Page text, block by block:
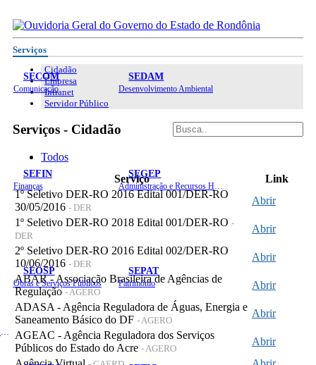
SECOM
Comunicação
SEDAM
Desenvolvimento Ambiental
SEFIN
Finanças
SEGEP
SEOSP
Obras e Serviços Públicos
SEPAT
Patrimônio
Serviços
Cidadão
Empresa
Intranet
Servidor Público
Serviços - Cidadão
Todos
Serviço
Link
1º Seletivo DER-RO 2016 Edital 001/DER-RO
30/05/2016 - DER
Abrir
1º Seletivo DER-RO 2018 Edital 001/DER-RO -
DER
Abrir
2º Seletivo DER-RO 2016 Edital 002/DER-RO
10/06/2016 - DER
Abrir
ABAR - Associação Brasileira de Agências de
Regulação- AGERO
Abrir
ADASA - Agência Reguladora de Águas, Energia e
Saneamento Básico do DF - AGERO
Abrir
AGEAC - Agência Reguladora dos Serviços
Públicos do Estado do Acre - AGERO
Abrir